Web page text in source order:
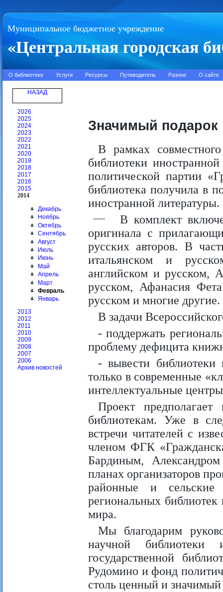
Муниципальное бюджетное учреждение
«Центральная городская
О библиотеке Услуги Ресурсы Путеводитель Разное О сайте
НАЗАД
2026
2025
2024
2023
2022
2021
2020
2019
2018
2017
2016
2015
2014
Декабрь
Ноябрь
Октябрь
Сентябрь
Август
Июль
Июнь
Май
Апрель
Март
Февраль
Январь
2013
2012
2011
2010
2009
2008
2007
2006
Архив новостей
Значимый подарок
В рамках совместного
библиотеки
политической партии
библиотека получила в
иностранной литературы.
В комплект
оригинала с
русских авторов. В
итальянском и
английском и русском,
русском, Афанасия
русском и многие другие.
В задачи
- поддержать
проблему дефицита
- вывести библиотеки
только в современные
интеллектуальные
Проект
библиотекам. Уже в
встречи читателей с
членом ФГК
Бардиным,
планах организаторов
районные и сельские
региональных
мира.
Мы благодарим
научной
государственной
Рудомино и фонд
столь ценный и значимый